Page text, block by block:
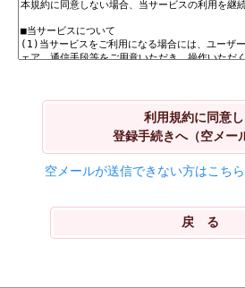
利用規約に同意し
登録手続きへ（空メー
空メールが送信できない方はこちら